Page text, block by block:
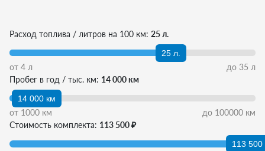
Расход топлива / литров на 100 км: 25 л.
25 л.
от 4 л до 35 л
Пробег в год / тыс. км: 14 000 км
14 000 км
от 1000 км до 100000 км
Стоимость комплекта: 113 500 ₽
113 500